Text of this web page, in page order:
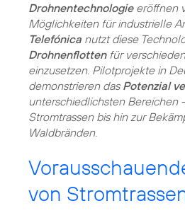
Drohnentechnologieeröffnen
Möglichkeiten für industrielle
Telefónica nutzt diese
Drohnenflottenfür
einzusetzen. Pilotprojekte in
demonstrieren das Potenzial
unterschiedlichsten Bereichen
Stromtrassen bis hin zur
Waldbränden.
von